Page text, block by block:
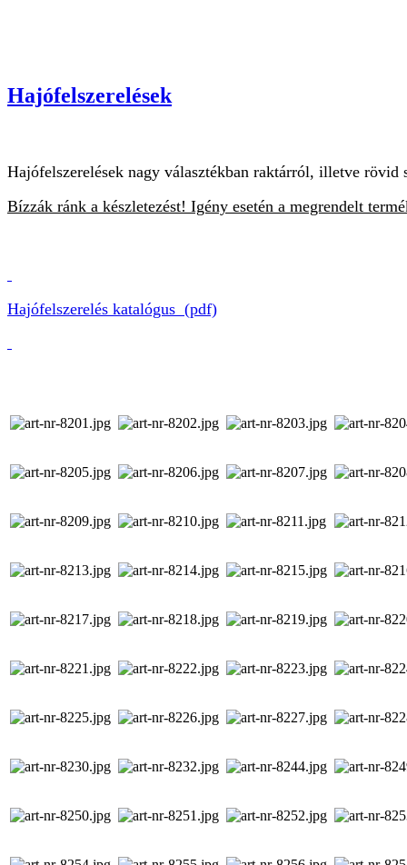
Hajófelszerelések
Hajófelszerelések nagy választékban raktárról, illetve rövid
Bízzák ránk a készletezést! Igény esetén a megrendelt
Hajófelszerelés katalógus (pdf)